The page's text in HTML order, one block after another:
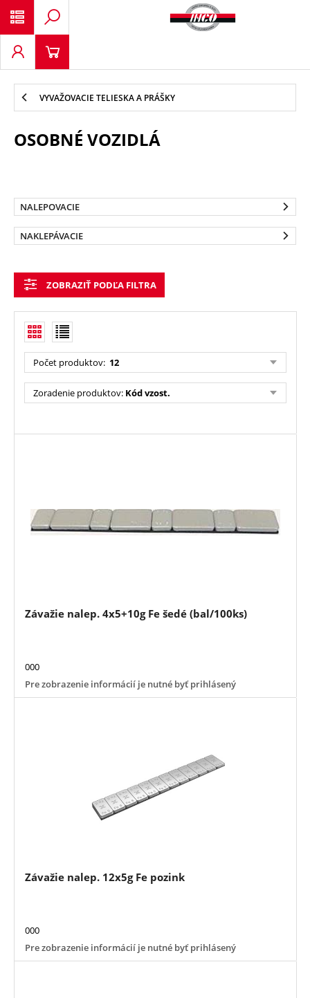
VYVAŽOVACIE TELIESKA A PRÁŠKY
OSOBNÉ VOZIDLÁ
NALEPOVACIE
NAKLEPÁVACIE
ZOBRAZIŤ PODĽA FILTRA
Počet produktov: 12
Zoradenie produktov: Kód vzost.
Závažie nalep. 4x5+10g Fe šedé (bal/100ks)
000
Pre zobrazenie informácií je nutné byť prihlásený
Závažie nalep. 12x5g Fe pozink
000
Pre zobrazenie informácií je nutné byť prihlásený